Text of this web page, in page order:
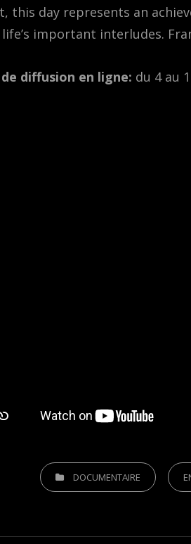
this day represents an
important interludes.
diffusion en ligne: du 4 au
CATEGORIESDOCUMENTAIRE